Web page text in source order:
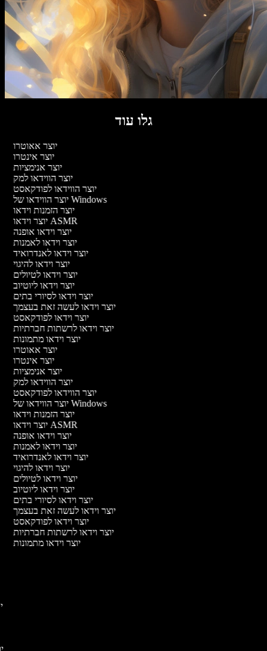
גלו עוד
יוצר אאוטרו
יוצר אינטרו
יוצר אנימציות
יוצר הווידאו למק
יוצר הווידאו לפודקאסט
יוצר הווידאו של Windows
יוצר הזמנות וידאו
יוצר וידאו ASMR
יוצר וידאו אופנה
יוצר וידאו לאמנות
יוצר וידאו לאנדרואיד
יוצר וידאו להיגוי
יוצר וידאו לטיולים
יוצר וידאו ליוטיוב
יוצר וידאו לסיורי בתים
יוצר וידאו לעשה זאת בעצמך
יוצר וידאו לפודקאסט
יוצר וידאו לרשתות חברתיות
יוצר וידאו מתמונות
יוצר אאוטרו
יוצר אינטרו
יוצר אנימציות
יוצר הווידאו למק
יוצר הווידאו לפודקאסט
יוצר הווידאו של Windows
יוצר הזמנות וידאו
יוצר וידאו ASMR
יוצר וידאו אופנה
יוצר וידאו לאמנות
יוצר וידאו לאנדרואיד
יוצר וידאו להיגוי
יוצר וידאו לטיולים
יוצר וידאו ליוטיוב
יוצר וידאו לסיורי בתים
יוצר וידאו לעשה זאת בעצמך
יוצר וידאו לפודקאסט
יוצר וידאו לרשתות חברתיות
יוצר וידאו מתמונות